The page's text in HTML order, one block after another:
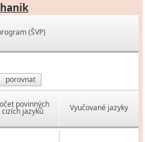
(ŠVP)
porovnat
povinných
cizích jazyků Vyučované jazyky